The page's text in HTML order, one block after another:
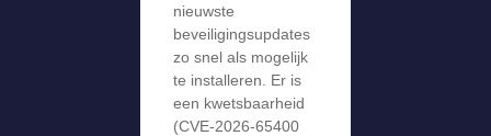
nieuwste
beveiligingsupdates
zo snel als mogelijk
te installeren. Er is
een kwetsbaarheid
(CVE-2026-65400